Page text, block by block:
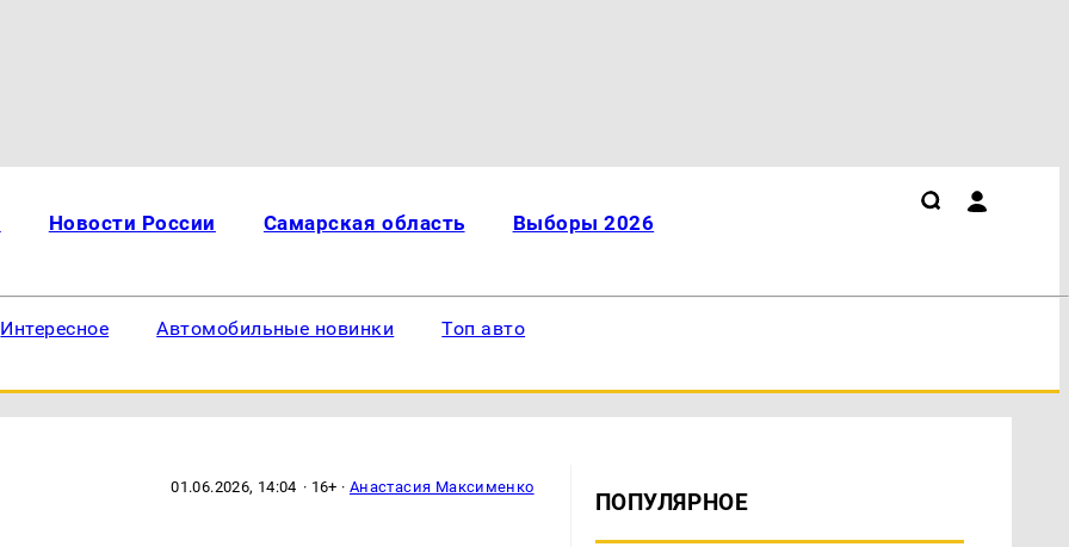
Новости России Самарская область Выборы 2026
Интересное Автомобильные новинки Топ авто
01.06.2026, 14:04 · 16+ · Анастасия Максименко
ПОПУЛЯРНОЕ